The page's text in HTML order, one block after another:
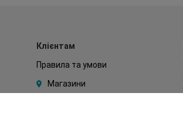
Клієнтам
Правила та умови
Магазини